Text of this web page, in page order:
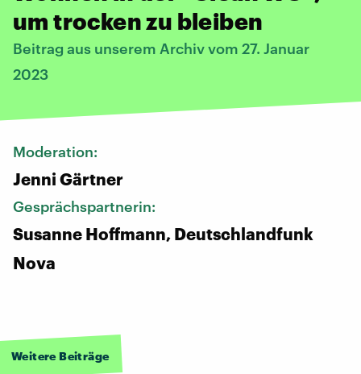
um trocken zu bleiben
Beitrag aus unserem Archiv vom 27. Januar
2023
Moderation:
Jenni Gärtner
Gesprächspartnerin:
Susanne Hoffmann, Deutschlandfunk
Nova
Weitere Beiträge